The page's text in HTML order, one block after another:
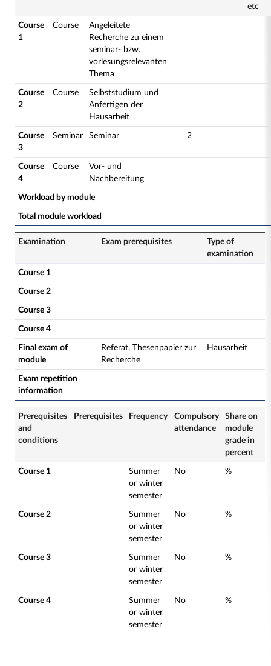
etc
Course
1
Course
Angeleitete
Recherche zu einem
seminar- bzw.
vorlesungsrelevanten
Thema
Course
2
Course
Selbststudium und
Anfertigen der
Hausarbeit
Course
3
Seminar Seminar 2
Course
4
Course
Vor- und
Nachbereitung
Workload by module
Total module workload
Examination Exam prerequisites
Type of
examination
Course 1
Course 2
Course 3
Course 4
Final exam of
module
Referat, Thesenpapier zur
Recherche
Hausarbeit
Exam repetition
information
Prerequisites
and
conditions
Prerequisites Frequency
Compulsory
attendance
Share on
module
grade in
percent
Course 1
Summer
or winter
semester
No %
Course 2
Summer
or winter
semester
No %
Course 3
Summer
or winter
semester
No %
Course 4
Summer
or winter
semester
No %